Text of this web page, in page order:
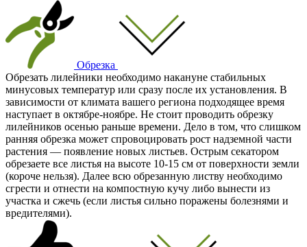
Обрезка
Обрезать лилейники необходимо накануне стабильных
минусовых температур или сразу после их установления. В
зависимости от климата вашего региона подходящее время
наступает в октябре-ноябре. Не стоит проводить обрезку
лилейников осенью раньше времени. Дело в том, что слишком
ранняя обрезка может спровоцировать рост надземной части
растения — появление новых листьев. Острым секатором
обрезаете все листья на высоте 10-15 см от поверхности земли
(короче нельзя). Далее всю обрезанную листву необходимо
сгрести и отнести на компостную кучу либо вынести из
участка и сжечь (если листья сильно поражены болезнями и
вредителями).